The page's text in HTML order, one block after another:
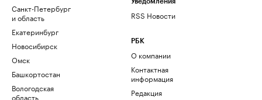
Санкт-Петербург
и область
Екатеринбург
Новосибирск
Омск
Башкортостан
Вологодская
область
RSS Новости
РБК
О компании
Контактная
информация
Редакция